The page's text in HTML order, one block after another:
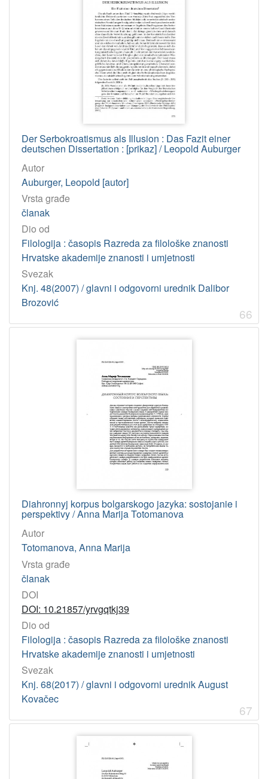
Der Serbokroatismus als Illusion : Das Fazit einer
deutschen Dissertation : [prikaz] / Leopold Auburger
Autor
Auburger, Leopold [autor]
Vrsta građe
članak
Dio od
Filologija : časopis Razreda za filološke znanosti
Hrvatske akademije znanosti i umjetnosti
Svezak
Knj. 48(2007) / glavni i odgovorni urednik Dalibor
Brozović
66
Diahronnyj korpus bolgarskogo jazyka: sostojanie i
perspektivy / Anna Marija Totomanova
Autor
Totomanova, Anna Marija
Vrsta građe
članak
DOI
DOI: 10.21857/yrvgqtkj39
Dio od
Filologija : časopis Razreda za filološke znanosti
Hrvatske akademije znanosti i umjetnosti
Svezak
Knj. 68(2017) / glavni i odgovorni urednik August
Kovačec
67